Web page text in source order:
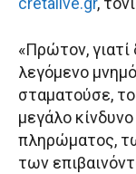
«Πρώτον,
λεγόμενο
σταματούσε,
μεγάλο
πληρώματος,
των